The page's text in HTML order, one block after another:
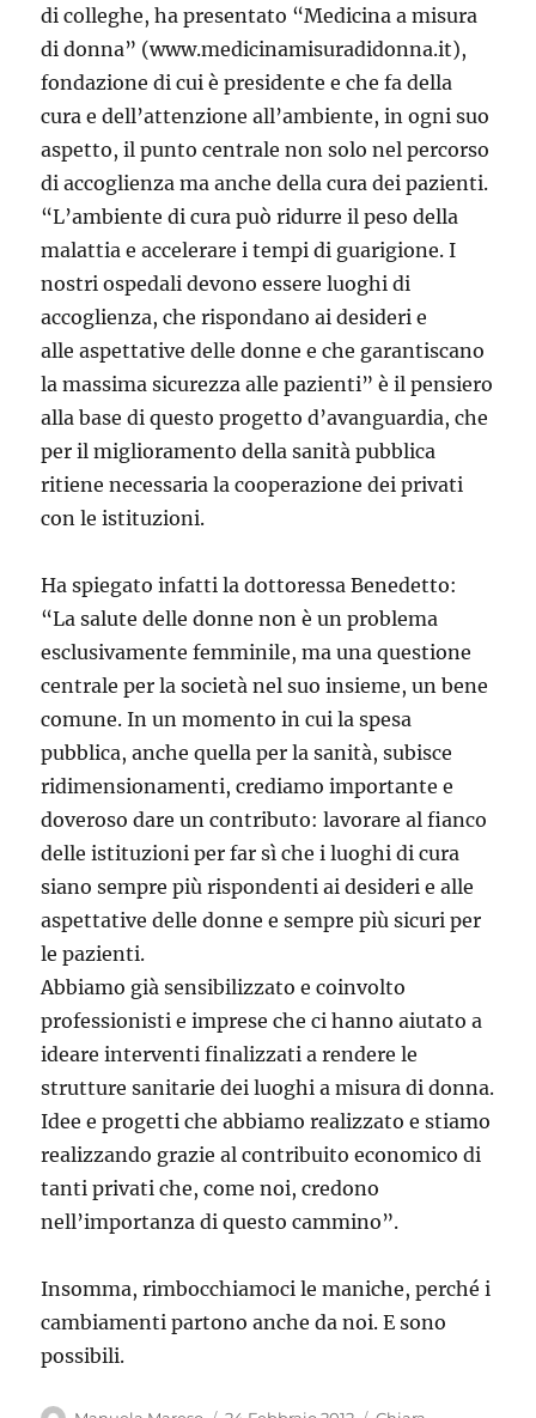
di colleghe, ha presentato “Medicina a misura
di donna” (www.medicinamisuradidonna.it),
fondazione di cui è presidente e che fa della
cura e dell’attenzione all’ambiente, in ogni suo
aspetto, il punto centrale non solo nel percorso
di accoglienza ma anche della cura dei pazienti.
“L’ambiente di cura può ridurre il peso della
malattia e accelerare i tempi di guarigione. I
nostri ospedali devono essere luoghi di
accoglienza, che rispondano ai desideri e
alle aspettative delle donne e che garantiscano
la massima sicurezza alle pazienti” è il pensiero
alla base di questo progetto d’avanguardia, che
per il miglioramento della sanità pubblica
ritiene necessaria la cooperazione dei privati
con le istituzioni.
Ha spiegato infatti la dottoressa Benedetto:
“La salute delle donne non è un problema
esclusivamente femminile, ma una questione
centrale per la società nel suo insieme, un bene
comune. In un momento in cui la spesa
pubblica, anche quella per la sanità, subisce
ridimensionamenti, crediamo importante e
doveroso dare un contributo: lavorare al fianco
delle istituzioni per far sì che i luoghi di cura
siano sempre più rispondenti ai desideri e alle
aspettative delle donne e sempre più sicuri per
le pazienti.
Abbiamo già sensibilizzato e coinvolto
professionisti e imprese che ci hanno aiutato a
ideare interventi finalizzati a rendere le
strutture sanitarie dei luoghi a misura di donna.
Idee e progetti che abbiamo realizzato e stiamo
realizzando grazie al contribuito economico di
tanti privati che, come noi, credono
nell’importanza di questo cammino”.
Insomma, rimbocchiamoci le maniche, perché i
cambiamenti partono anche da noi. E sono
possibili.